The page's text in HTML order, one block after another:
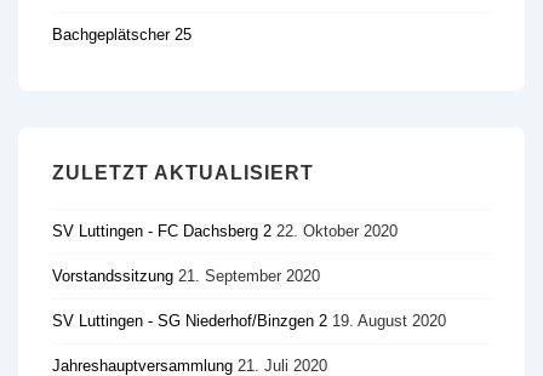
Bachgeplätscher 25
ZULETZT AKTUALISIERT
SV Luttingen - FC Dachsberg 2 22. Oktober 2020
Vorstandssitzung 21. September 2020
SV Luttingen - SG Niederhof/​Binzgen 2 19. August 2020
Jahreshauptversammlung 21. Juli 2020